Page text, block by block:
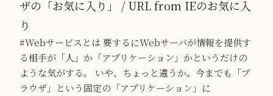
ザの「お気に入り」 / URL from IEのお気に入
り
#Webサービスとは 要するにWebサーバが情報を提供す
る相手が「人」か「アプリケーション」かというだけの
ような気がする。 いや、ちょっと違うか。今までも「ブ
ラウザ」という固定の「アプリケーション」に